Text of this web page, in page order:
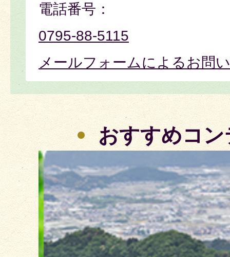
電話番号：
0795-88-5115
メールフォームによるお問
おすすめコ
2
枚
目
の